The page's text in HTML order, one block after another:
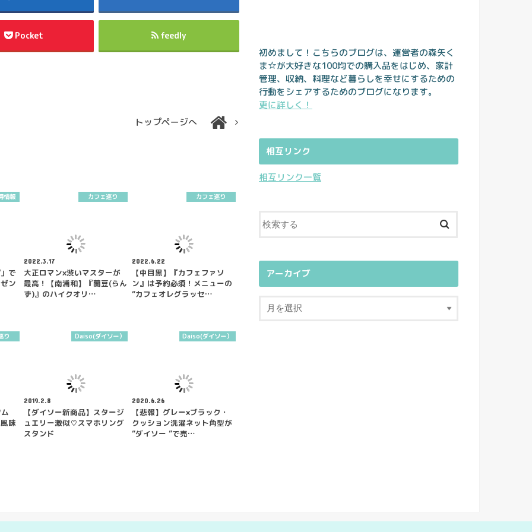
Pocket feedly
トップページへ
情報
で
ン
カフェ巡り
2022.3.17
大正ロマン×渋いマスターが
最高！【南浦和】『蘭豆(らん
ず)』のハイクオリ…
カフェ巡り
2022.6.22
【中目黒】『カフェファソ
ン』は予約必須！メニューの
“カフェオレグラッセ…
り
味
Daiso(ダイソー）
2019.2.8
【ダイソー新商品】スタージ
ュエリー激似♡スマホリング
スタンド
Daiso(ダイソー）
2020.6.26
【悲報】グレー×ブラック・
クッション洗濯ネット角型が
“ダイソー ”で売…
初めまして！こちらのブログは、運営者の森矢く
ま☆が大好きな100均での購入品をはじめ、家計
管理、収納、料理など暮らしを幸せにするための
行動をシェアするためのブログになります。
更に詳しく！
相互リンク
相互リンク一覧
アーカイブ